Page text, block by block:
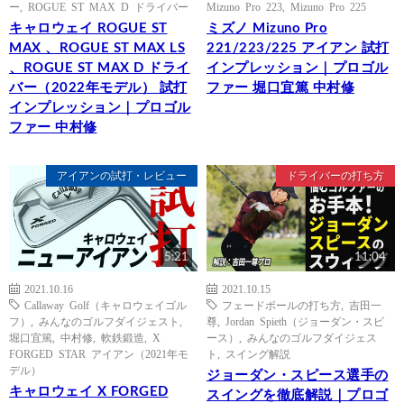
ー
ROGUE ST MAX D ドライバー
キャロウェイ ROGUE ST
MAX 、ROGUE ST MAX LS
、ROGUE ST MAX D ドライ
バー（2022年モデル） 試打
インプレッション｜プロゴル
ファー 中村修
Mizuno Pro 223
Mizuno Pro 225
ミズノ Mizuno Pro
221/223/225 アイアン 試打
インプレッション｜プロゴル
ファー 堀口宜篤 中村修
アイアンの試打・レビュー
5:21
2021.10.16
Callaway Golf（キャロウェイゴル
フ）
みんなのゴルフダイジェスト
堀口宜篤
中村修 軟鉄鍛造
X
FORGED STAR アイアン（2021年モ
デル）
キャロウェイ X FORGED
ドライバーの打ち方
11:04
2021.10.15
フェードボールの打ち方
吉田一
尊
Jordan Spieth（ジョーダン・スピ
ース）
みんなのゴルフダイジェス
ト
スイング解説
ジョーダン・スピース選手の
スイングを徹底解説｜プロゴ